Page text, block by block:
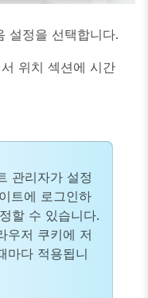
설정을 선택합니다.
위치 섹션에 시간
관리자가 설정
트에 로그인하
할 수 있습니다.
우저 쿠키에 저
마다 적용됩니